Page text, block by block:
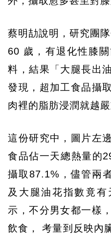
蔡明劼說明，研究團
60 歲，有退化性膝
料，結果「大腿長出
發現，超加工食品攝
肉裡的脂肪浸潤就越嚴
這份研究中，圖片左
食品佔一天總熱量的
攝取87.1%，儘管兩
及大腿油花指數竟
示，不分男女都一樣
飲食， 考量到反映內